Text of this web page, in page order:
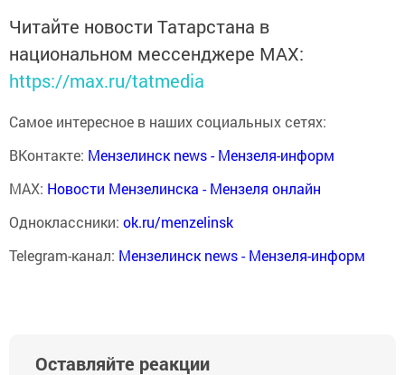
Читайте новости Татарстана в
национальном мессенджере MАХ:
https://max.ru/tatmedia
Самое интересное в наших социальных сетях:
ВКонтакте: Мензелинск news - Мензеля-информ
MAX: Новости Мензелинска - Мензеля онлайн
Одноклассники: ok.ru/menzelinsk
Telegram-канал: Мензелинск news - Мензеля-информ
Оставляйте реакции